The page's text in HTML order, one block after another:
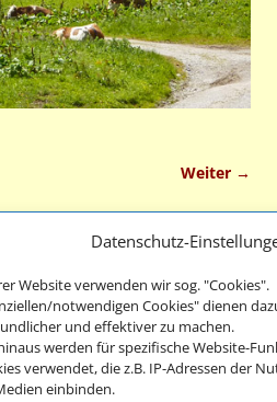
Datenschutz-
Website verwenden wir sog. "Cookies".
notwendigen Cookies" dienen
und effektiver zu machen.
werden für spezifische Website-
verwendet, die z.B. IP-Adressen der
einbinden.
Weiter →
Impressum
und
Datenschutz